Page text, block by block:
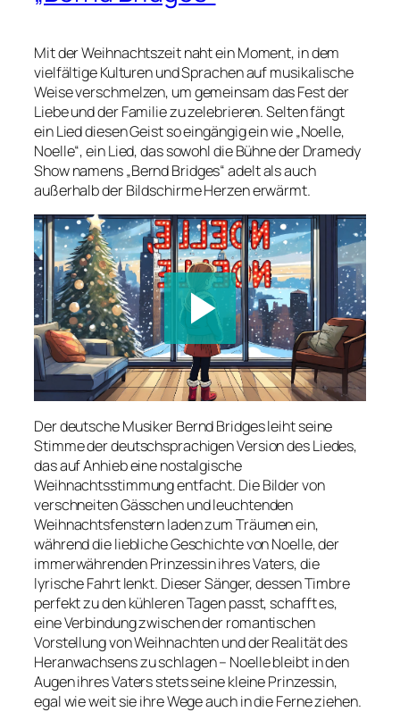
Mit der Weihnachtszeit naht ein Moment, in dem
vielfältige Kulturen und Sprachen auf musikalische
Weise verschmelzen, um gemeinsam das Fest der
Liebe und der Familie zu zelebrieren. Selten fängt
ein Lied diesen Geist so eingängig ein wie „Noelle,
Noelle“, ein Lied, das sowohl die Bühne der Dramedy
Show namens „Bernd Bridges“ adelt als auch
außerhalb der Bildschirme Herzen erwärmt.
Der deutsche Musiker Bernd Bridges leiht seine
Stimme der deutschsprachigen Version des Liedes,
das auf Anhieb eine nostalgische
Weihnachtsstimmung entfacht. Die Bilder von
verschneiten Gässchen und leuchtenden
Weihnachtsfenstern laden zum Träumen ein,
während die liebliche Geschichte von Noelle, der
immerwährenden Prinzessin ihres Vaters, die
lyrische Fahrt lenkt. Dieser Sänger, dessen Timbre
perfekt zu den kühleren Tagen passt, schafft es,
eine Verbindung zwischen der romantischen
Vorstellung von Weihnachten und der Realität des
Heranwachsens zu schlagen – Noelle bleibt in den
Augen ihres Vaters stets seine kleine Prinzessin,
egal wie weit sie ihre Wege auch in die Ferne ziehen.